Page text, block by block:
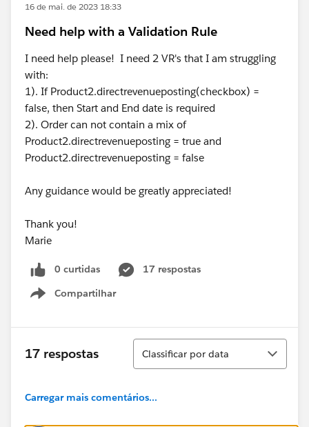
16 de mai. de 2023 18:33
Need help with a Validation Rule
I need help please! I need 2 VR's that I am struggling
with:
1). If Product2.directrevenueposting(checkbox) =
false, then Start and End date is required
2). Order can not contain a mix of
Product2.directrevenueposting = true and
Product2.directrevenueposting = false
Any guidance would be greatly appreciated!
Thank you!
Marie
0 curtidas
17 respostas
Compartilhar
Show menu
17 respostas
Classificar
Classificar por data
Carregar mais comentários...